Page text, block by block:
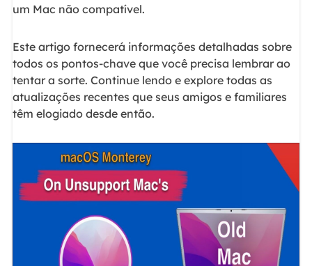
um Mac não compatível.
Este artigo fornecerá informações detalhadas sobre
todos os pontos-chave que você precisa lembrar ao
tentar a sorte. Continue lendo e explore todas as
atualizações recentes que seus amigos e familiares
têm elogiado desde então.